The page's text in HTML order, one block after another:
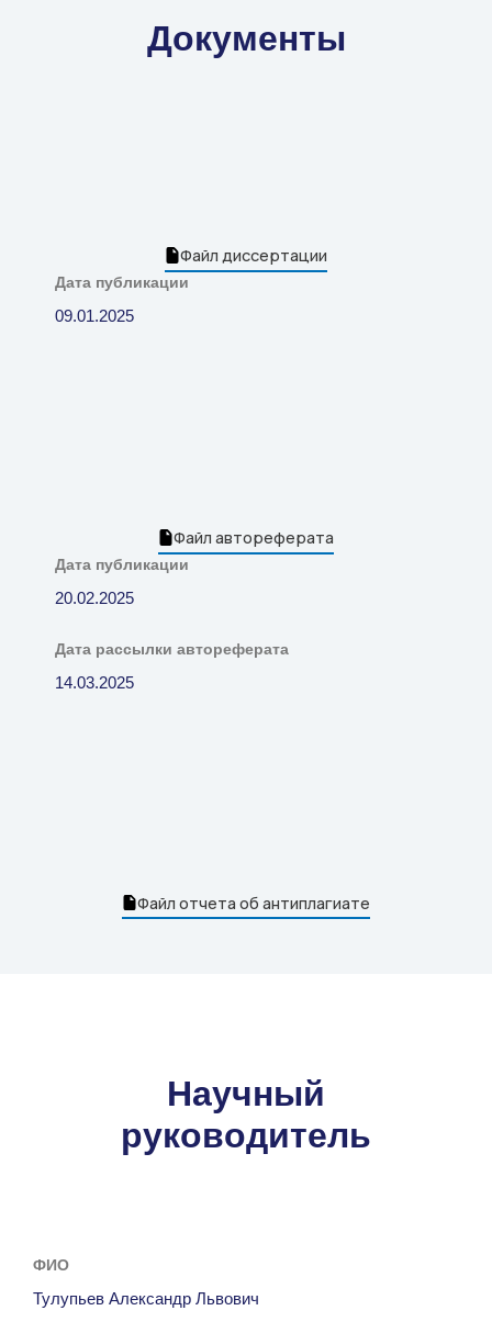
Документы
Файл диссертации
Дата публикации
09.01.2025
Файл автореферата
Дата публикации
20.02.2025
Дата рассылки автореферата
14.03.2025
Файл отчета об антиплагиате
Научный
руководитель
ФИО
Тулупьев Александр Львович